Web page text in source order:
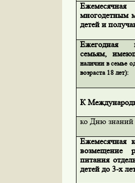
многодетным
детей и
Ежегодная
семьям,
наличии в семье
возраста 18 лет):
К
ко Дню знаний
Ежемесячная
возмещение
питания
детей до 3-х